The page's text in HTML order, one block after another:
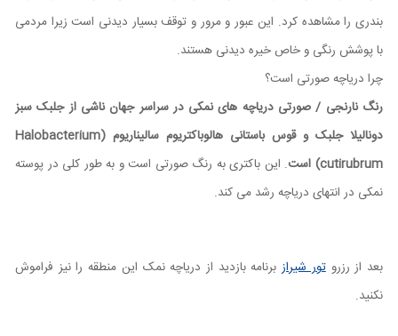
بندری را مشاهده کرد. این عبور و مرور و توقف بسیار دیدنی است زیرا مردمی
با پوشش رنگی و خاص خیره دیدنی هستند.
چرا دریاچه صورتی است؟
رنگ نارنجی / صورتی دریاچه های نمکی در سراسر جهان ناشی از جلبک سبز
دونالیلا جلبک و قوس باستانی هالوباکتریوم سالیناریوم (Halobacterium
cutirubrum) است
. این باکتری به رنگ صورتی است و به طور کلی در پوسته
نمکی در انتهای دریاچه رشد می کند.
بعد از رزروتور شیرازبرنامه بازدید از دریاچه نمک این منطقه را نیز فراموش
نکنید.